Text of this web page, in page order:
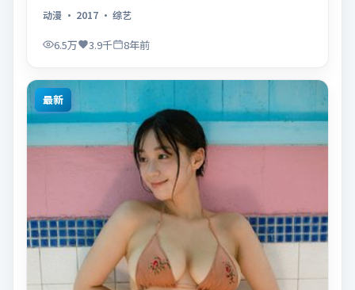
动漫 · 2017 · 综艺
6.5万 3.9千 8年前
最新